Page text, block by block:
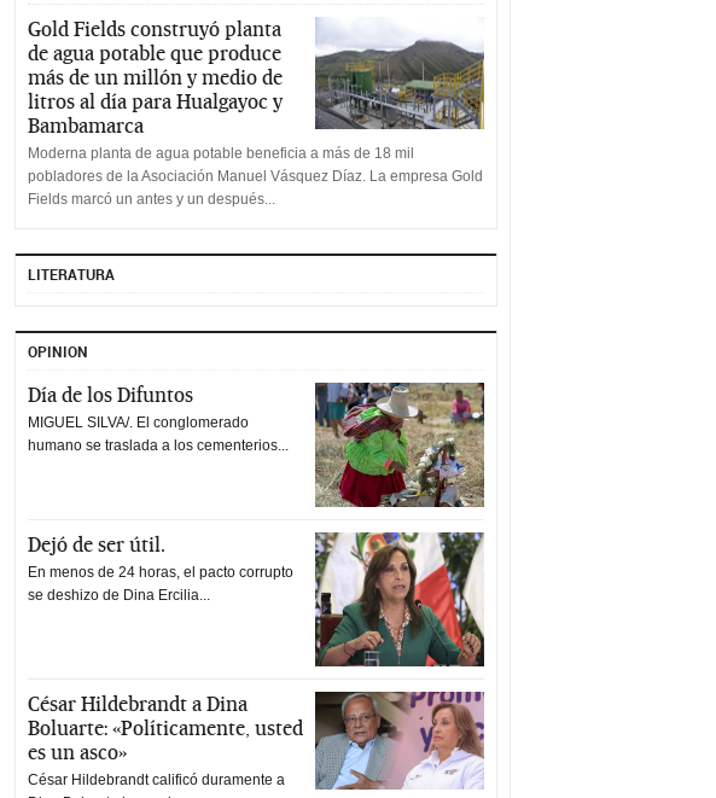
Gold Fields construyó planta
de agua potable que produce
más de un millón y medio de
litros al día para Hualgayoc y
Bambamarca
Moderna planta de agua potable beneficia a más de 18 mil
pobladores de la Asociación Manuel Vásquez Díaz. La empresa Gold
Fields marcó un antes y un después...
LITERATURA
OPINION
Día de los Difuntos
MIGUEL SILVA/. El conglomerado
humano se traslada a los cementerios...
Dejó de ser útil.
En menos de 24 horas, el pacto corrupto
se deshizo de Dina Ercilia...
César Hildebrandt a Dina
Boluarte: «Políticamente, usted
es un asco»
César Hildebrandt calificó duramente a